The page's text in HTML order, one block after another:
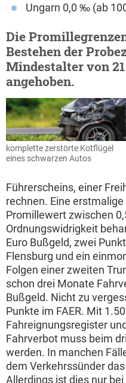
Ungarn 0,0 ‰ (ab
Die
Bestehen der
Mindestalter von
angehoben.
komplette zerstörte Kotflügel
eines schwarzen Autos
Führerscheins, einer
rechnen. Eine
Promillewert zwischen
Ordnungswidrigkeit
Euro Bußgeld, zwei
Flensburg und ein
Folgen einer zweiten
schon drei Monate
Bußgeld. Nicht zu
Punkte im FAER. Mit
Fahreignungsregister
Fahrverbot muss beim
werden. In manchen
dem Verkehrssünder
Allerdings ist dies nur